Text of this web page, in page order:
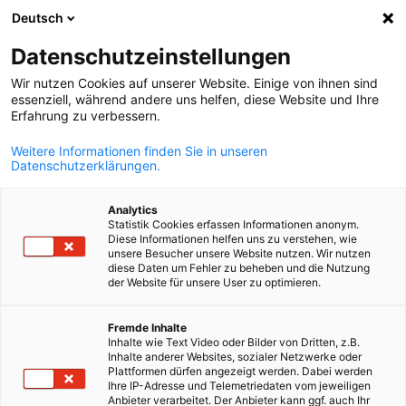
serbischen Wirtschaft
22/08/2025 News
Wirtschaft im Fokus: Stabilität und Vorhersehbarkeit als
Deutsch
Datenschutzeinstellungen
Wir nutzen Cookies auf unserer Website. Einige von ihnen sind
essenziell, während andere uns helfen, diese Website und Ihre
Erfahrung zu verbessern.
Weitere Informationen finden Sie in unseren
Datenschutzerklärungen.
Analytics
Statistik Cookies erfassen Informationen anonym.
Diese Informationen helfen uns zu verstehen, wie
unsere Besucher unsere Website nutzen. Wir nutzen
diese Daten um Fehler zu beheben und die Nutzung
der Website für unsere User zu optimieren.
Fremde Inhalte
Inhalte wie Text Video oder Bilder von Dritten, z.B.
Inhalte anderer Websites, sozialer Netzwerke oder
Plattformen dürfen angezeigt werden. Dabei werden
Ihre IP-Adresse und Telemetriedaten vom jeweiligen
Anbieter verarbeitet. Der Anbieter kann ggf. auch Ihr